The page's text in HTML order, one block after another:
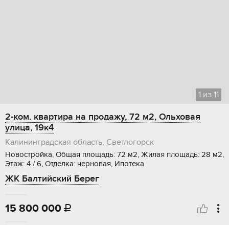
1 из 11
2-ком. квартира на продажу, 72 м2, Ольховая
улица, 19к4
Калининградская область, Светлогорск
Новостройка, Общая площадь: 72 м2, Жилая площадь: 28 м2,
Этаж: 4 / 6, Отделка: черновая, Ипотека
ЖК Балтийский Берег
15 800 000 